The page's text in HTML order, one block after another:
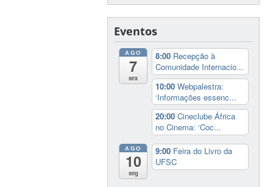
Eventos
AGO
7
sex
8:00 Recepção à
Comunidade Internacio...
10:00Webpalestra:
‘Informações essenc...
20:00Cineclube África
no Cinema: ‘Coc...
AGO
10
seg
9:00 Feira do Livro da
UFSC